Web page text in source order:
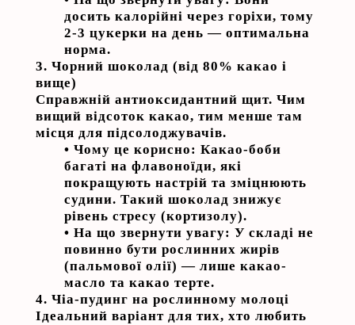
досить калорійні через горіхи, тому
2-3 цукерки на день — оптимальна
норма.
3. Чорний шоколад (від 80% какао і
вище)
Справжній антиоксидантний щит. Чим
вищий відсоток какао, тим менше там
місця для підсолоджувачів.
• Чому це корисно: Какао-боби
багаті на флавоноїди, які
покращують настрій та зміцнюють
судини. Такий шоколад знижує
рівень стресу (кортизолу).
• На що звернути увагу: У складі не
повинно бути рослинних жирів
(пальмової олії) — лише какао-
масло та какао терте.
4. Чіа-пудинг на рослинному молоці
Ідеальний варіант для тих, хто любить